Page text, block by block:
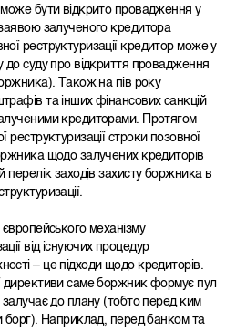
бути відкрито провадження у
залученого кредитора
реструктуризації кредитор може у
до суду про відкриття провадження
Також на пів року
та інших фінансових санкцій
кредиторами. Протягом
реструктуризації строки позовної
щодо залучених кредиторів
перелік заходів захисту боржника в
механізму
від існуючих процедур
– це підходи щодо кредиторів.
директиви саме боржник формує пул
залучає до плану (тобто перед ким
борг). Наприклад, перед банком та